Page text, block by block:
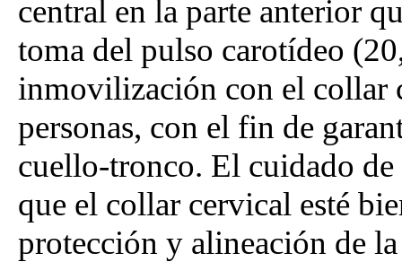
central en la parte anterior
toma del pulso carotídeo
inmovilización con el collar
personas, con el fin de
cuello-tronco. El cuidado
que el collar cervical esté
protección y alineación de